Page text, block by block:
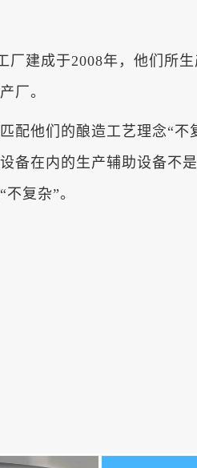
建成于2008年，他们所
厂。
他们的酿造工艺理念“不
备在内的生产辅助设备不
复杂”。